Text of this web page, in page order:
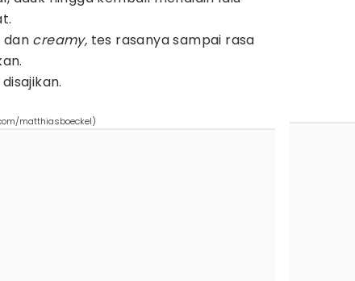
dan creamy, tes rasanya sampai rasa
matthiasboeckel)